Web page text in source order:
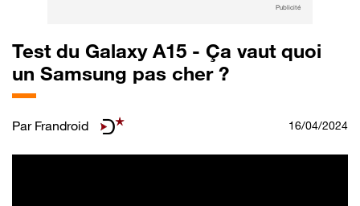
Publicité
Test du Galaxy A15 - Ça vaut quoi
un Samsung pas cher ?
Par Frandroid 16/04/2024